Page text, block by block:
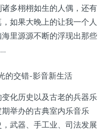
多栩栩如生的人偶，还有
如果大晚上的让我一个人
里源源不断的浮现出那些
化历史以及古老的兵器乐
举办的古典室内乐音乐
武器、手工业、司法发展